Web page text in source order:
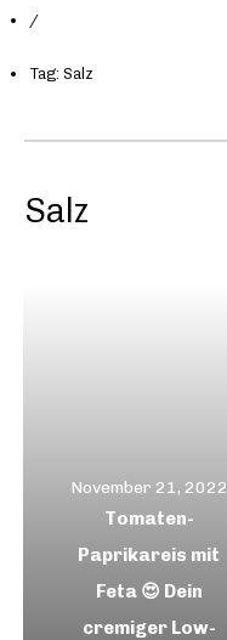
/
Tag: Salz
Salz
November 21, 2022
Tomaten-
Paprikareis mit
Feta 😍 Dein
cremiger Low-